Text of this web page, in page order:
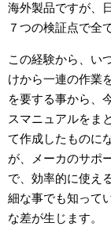
海外製品ですが、
７つの検証点で全
この経験から、い
けから一連の作業
を要する事から、
スマニュアルをま
て作成したものに
が、メーカのサポ
で、効率的に使え
細な事でも知って
な差が生じます。